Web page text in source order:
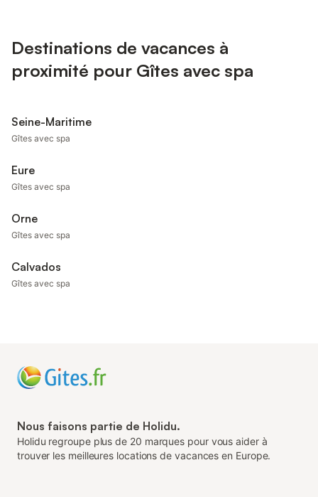
Destinations de vacances à
proximité pour Gîtes avec spa
Seine-Maritime
Gîtes avec spa
Eure
Gîtes avec spa
Orne
Gîtes avec spa
Calvados
Gîtes avec spa
Nous faisons partie de Holidu.
Holidu regroupe plus de 20 marques pour vous aider à
trouver les meilleures locations de vacances en Europe.